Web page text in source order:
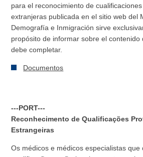
para el reconocimiento de
extranjeras publicada en el sitio web del
Demografía e Inmigración sirve
propósito de informar sobre el contenido
debe completar.
Documentos
---PORT---
Reconhecimento de Qualificações
Estrangeiras
Os médicos e médicos especialistas que